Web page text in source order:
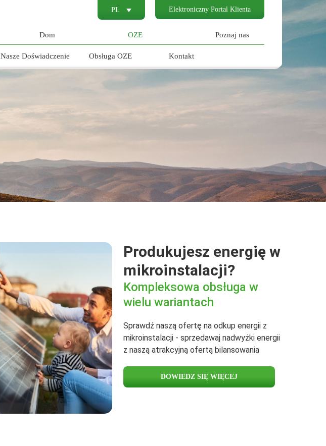
Elektroniczny Portal Klienta
PL
Dom OZE
Nasze Doświadczenie Obsługa OZE Kontakt
Poznaj nas
Produkujesz energię w
mikroinstalacji?
Kompleksowa obsługa w
wielu wariantach
Sprawdź naszą ofertę na odkup energii z
mikroinstalacji - sprzedawaj nadwyżki energii
z naszą atrakcyjną ofertą bilansowania
DOWIEDZ SIĘ WIĘCEJ